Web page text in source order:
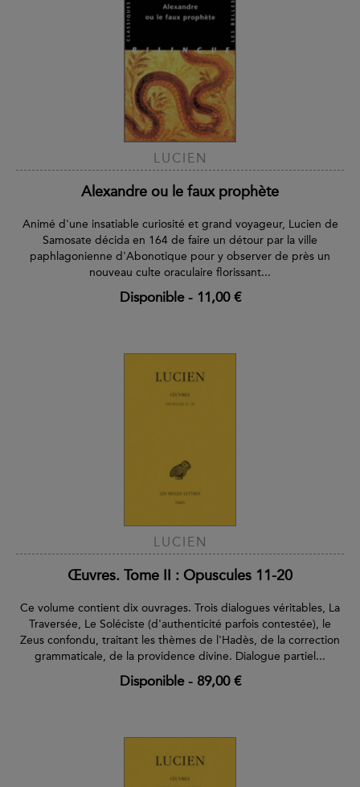
LUCIEN
Alexandre ou le faux prophète
Animé d'une insatiable curiosité et grand voyageur, Lucien de
Samosate décida en 164 de faire un détour par la ville
paphlagonienne d'Abonotique pour y observer de près un
nouveau culte oraculaire florissant...
Disponible- 11,00 €
LUCIEN
Œuvres. Tome II : Opuscules 11-20
Ce volume contient dix ouvrages. Trois dialogues véritables, La
Traversée, Le Soléciste (d'authenticité parfois contestée), le
Zeus confondu, traitant les thèmes de l'Hadès, de la correction
grammaticale, de la providence divine. Dialogue partiel...
Disponible- 89,00 €